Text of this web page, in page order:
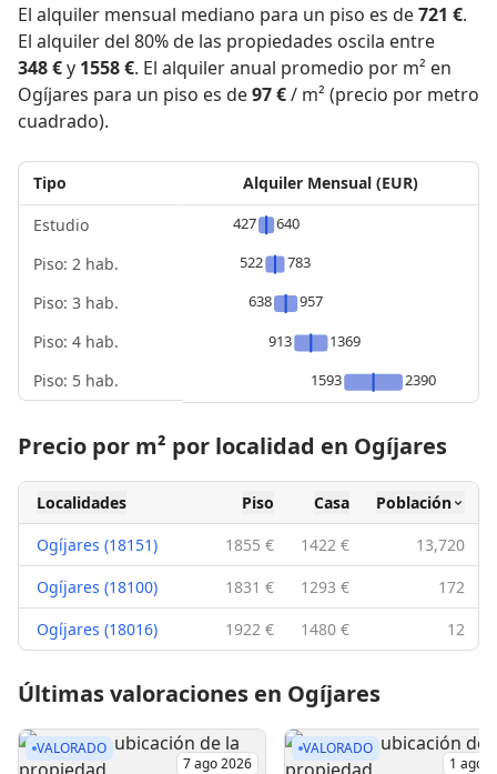
El alquiler mensual mediano para un piso es de721 €.
El alquiler del 80% de las propiedades oscila entre
348 €y 1558 €. El alquiler anual promedio por m² en
Ogíjares para un piso es de97 €/ m² (precio por metro
cuadrado).
Tipo
Estudio
Piso: 2 hab.
Piso: 3 hab.
Piso: 4 hab.
Piso: 5 hab.
Alquiler Mensual (EUR)
427
640
522
783
638
957
913
1369
1593
2390
Precio por m² por localidad en Ogíjares
Localidades Piso Casa
Población
Ogíjares (18151)
1855 € 1422 €
13,720
Ogíjares (18100)
1831 € 1293 €
172
Ogíjares (18016)
1922 € 1480 € 12
Últimas valoraciones en Ogíjares
VALORADO
7 ago 2026
VALORADO
1 ago